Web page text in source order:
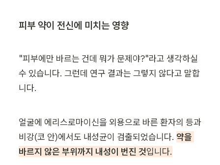
피부 약이 전신에 미치는 영향
"피부에만 바르는 건데 뭐가 문제야?"라고 생각하실
수 있습니다. 그런데 연구 결과는 그렇지 않다고 말합
니다.
얼굴에 에리스로마이신을 외용으로 바른 환자의 등과
비강(코 안)에서도 내성균이 검출되었습니다. 약을
바르지 않은 부위까지 내성이 번진 것입니다.